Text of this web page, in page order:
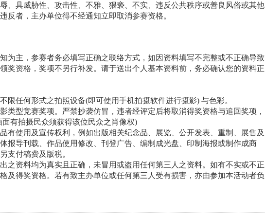
、具威胁性、攻击性、不雅、猥亵、不实、违反公共秩序或善良风俗或其他
反者，主办单位得不经通知立即取消参赛资格。
为主，参赛者务必填写正确之联络方式，如因资料填写不完整或不正确导致
奖资格，奖项不另行补发。请于送出个人基本资料前，务必确认您的资料正
限任何形式之拍照设备(即可使用手机拍摄软件进行摄影) 与色彩。
类型竞赛奖项。严禁抄袭仿冒，违者经评定后将取消得奖资格与追回奖项，
面有拍摄民众须获得该位民众之肖像权)
有使用及宣传权利，例如出版相关纪念品、展览、公开发表、重制、展售及
报导刊载、作品使用修改、刊登广告、编制成光盘、印制海报或制作成商
支付稿费及版税。
之资料均为真实且正确，未冒用或盗用任何第三人之资料。如有不实或不正
及得奖资格。若有致主办单位或任何第三人受有损害，亦由参加本活动者负